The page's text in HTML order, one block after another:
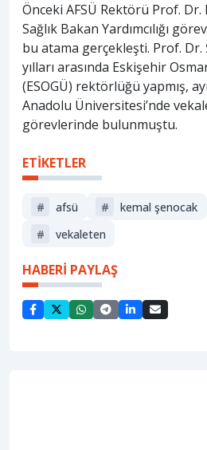
Önceki AFSÜ Rektörü Prof.
Sağlık Bakan Yardımcılığı
bu atama gerçekleşti. Prof. Dr.
yılları arasında Eskişehir
(ESOGÜ) rektörlüğü yapmış,
Anadolu Üniversitesi’nde
görevlerinde bulunmuştu.
ETİKETLER
# afsü # kemal şenocak
#
vekaleten
HABERİ PAYLAŞ